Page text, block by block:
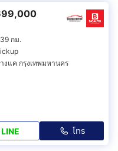
กม.
งแค กรุงเทพมหานคร
LINE โทร